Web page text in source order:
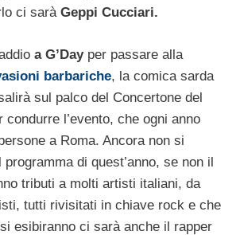
ci saràGeppi Cucciari.
a G’Dayper passare alla
barbariche, la comica sarda
sul palco del Concertone del
condurre l’evento, che ogni anno
a Roma. Ancora non si
di quest’anno, se non il
tributi a molti artisti italiani, da
tutti rivisitati in chiave rock e che
esibiranno ci sarà anche il rapper